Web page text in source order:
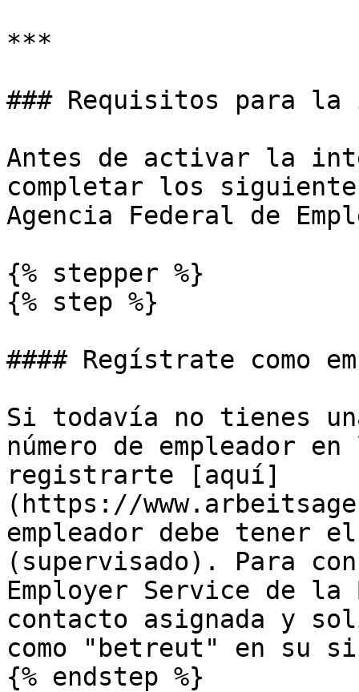
***
### Requisitos para la
Antes de activar la
completar los
Agencia Federal de
{% stepper %}
{% step %}
#### Regístrate como
Si todavía no tienes
número de empleador
registrarte [aquí]
(https://
empleador debe tener
(supervisado). Para
Employer Service de
contacto asignada y
como "betreut" en su
{% endstep %}